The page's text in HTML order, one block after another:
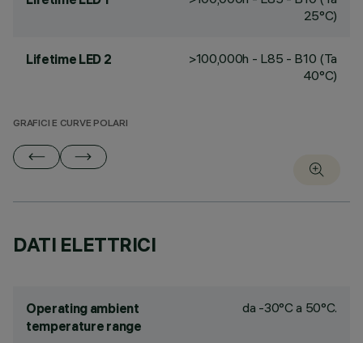
25°C)
Lifetime LED 2
>100,000h - L85 - B10 (Ta
40°C)
GRAFICI E CURVE POLARI
DATI ELETTRICI
Operating ambient
temperature range
da -30°C a 50°C.